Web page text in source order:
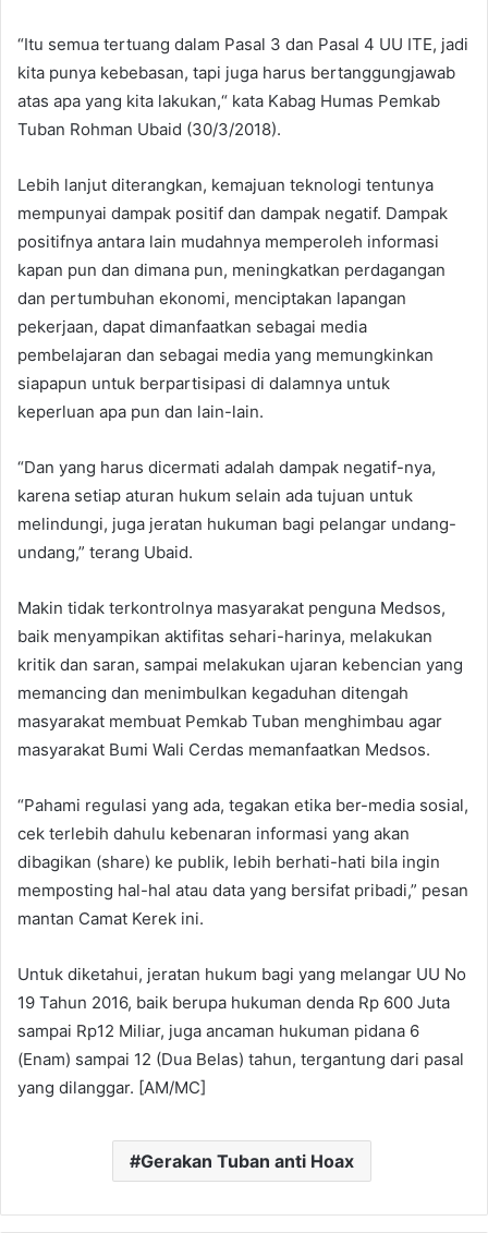
“Itu semua tertuang dalam Pasal 3 dan Pasal 4 UU ITE, jadi
kita punya kebebasan, tapi juga harus bertanggungjawab
atas apa yang kita lakukan,“ kata Kabag Humas Pemkab
Tuban Rohman Ubaid (30/3/2018).
Lebih lanjut diterangkan, kemajuan teknologi tentunya
mempunyai dampak positif dan dampak negatif. Dampak
positifnya antara lain mudahnya memperoleh informasi
kapan pun dan dimana pun, meningkatkan perdagangan
dan pertumbuhan ekonomi, menciptakan lapangan
pekerjaan, dapat dimanfaatkan sebagai media
pembelajaran dan sebagai media yang memungkinkan
siapapun untuk berpartisipasi di dalamnya untuk
keperluan apa pun dan lain-lain.
“Dan yang harus dicermati adalah dampak negatif-nya,
karena setiap aturan hukum selain ada tujuan untuk
melindungi, juga jeratan hukuman bagi pelangar undang-
undang,” terang Ubaid.
Makin tidak terkontrolnya masyarakat penguna Medsos,
baik menyampikan aktifitas sehari-harinya, melakukan
kritik dan saran, sampai melakukan ujaran kebencian yang
memancing dan menimbulkan kegaduhan ditengah
masyarakat membuat Pemkab Tuban menghimbau agar
masyarakat Bumi Wali Cerdas memanfaatkan Medsos.
“Pahami regulasi yang ada, tegakan etika ber-media sosial,
cek terlebih dahulu kebenaran informasi yang akan
dibagikan (share) ke publik, lebih berhati-hati bila ingin
memposting hal-hal atau data yang bersifat pribadi,” pesan
mantan Camat Kerek ini.
Untuk diketahui, jeratan hukum bagi yang melangar UU No
19 Tahun 2016, baik berupa hukuman denda Rp 600 Juta
sampai Rp12 Miliar, juga ancaman hukuman pidana 6
(Enam) sampai 12 (Dua Belas) tahun, tergantung dari pasal
yang dilanggar. [AM/MC]
Gerakan Tuban anti Hoax